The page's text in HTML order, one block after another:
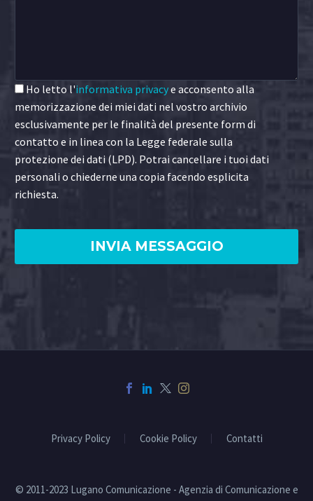
Ho letto l'informativa privacye acconsento alla
memorizzazione dei miei dati nel vostro archivio
esclusivamente per le finalità del presente form di
contatto e in linea con la Legge federale sulla
protezione dei dati (LPD). Potrai cancellare i tuoi dati
personali o chiederne una copia facendo esplicita
richiesta.
Privacy Policy Cookie Policy Contatti
© 2011-2023 Lugano Comunicazione - Agenzia di Comunicazione e